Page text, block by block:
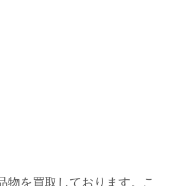
物を買取しております。こ